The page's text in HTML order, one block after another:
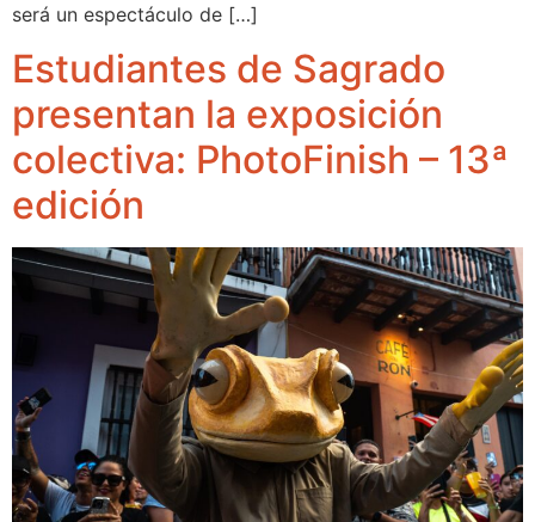
será un espectáculo de […]
Estudiantes de Sagrado
presentan la exposición
colectiva: PhotoFinish – 13ª
edición